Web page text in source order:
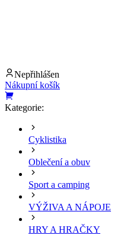
Nepřihlášen
Nákupní košík
Kategorie:
Cyklistika
Oblečení a obuv
Sport a camping
VÝŽIVA A NÁPOJE
HRY A HRAČKY